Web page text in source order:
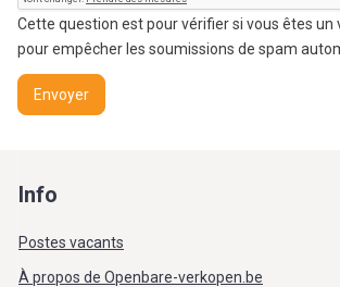
Cette question est pour vérifier si vous êtes un
pour empêcher les soumissions de spam
Envoyer
Info
Postes vacants
À propos de Openbare-verkopen.be